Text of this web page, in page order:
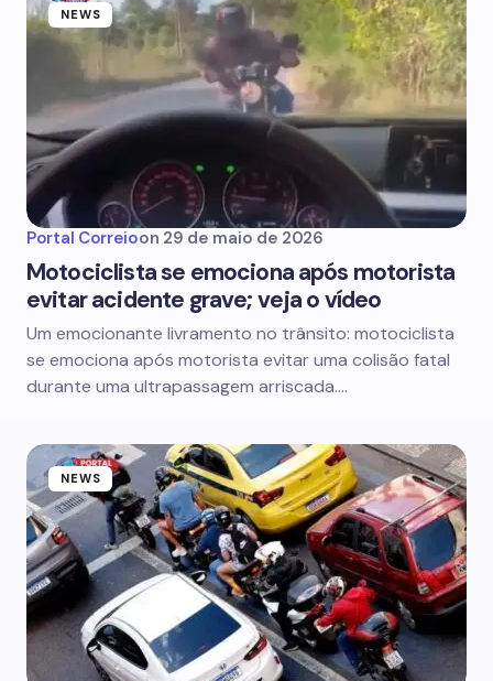
NEWS
Portal Correioon 29 de maio de 2026
Motociclista se emociona após motorista
evitar acidente grave; veja o vídeo
Um emocionante livramento no trânsito: motociclista
se emociona após motorista evitar uma colisão fatal
durante uma ultrapassagem arriscada.…
NEWS